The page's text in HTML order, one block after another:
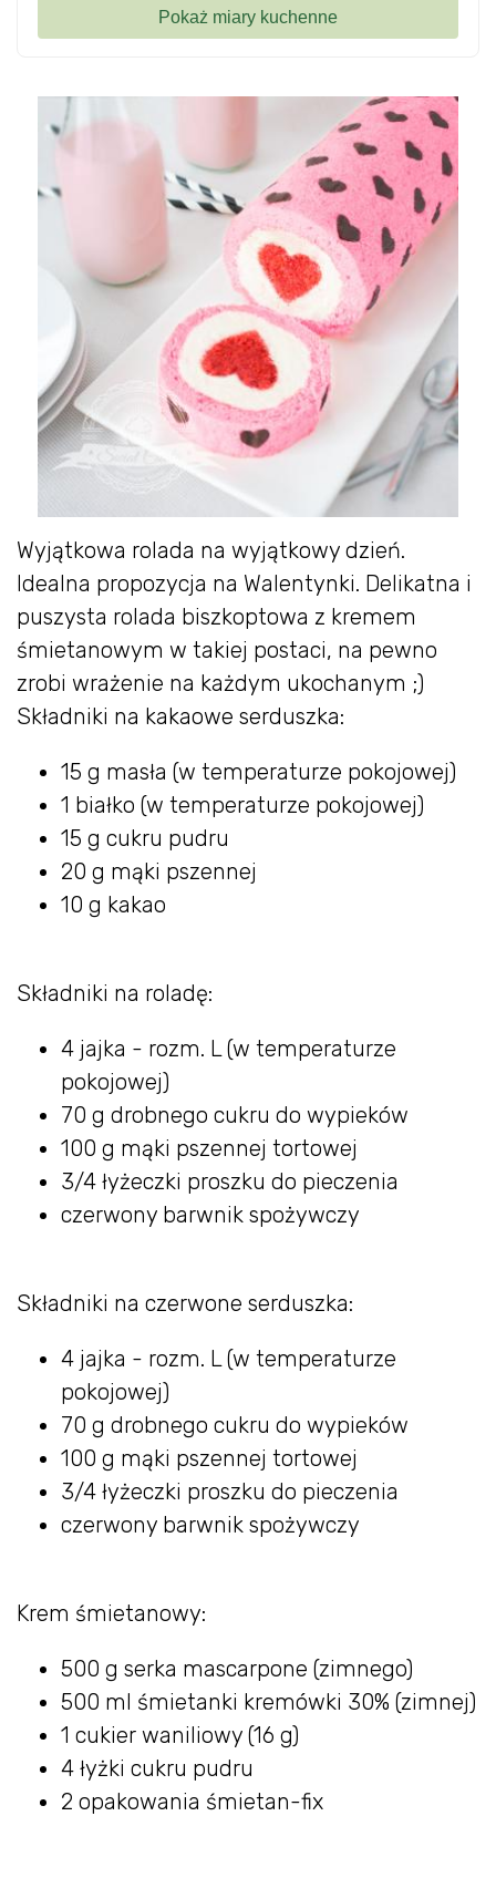
Wyjątkowa rolada na wyjątkowy dzień.
Idealna propozycja na Walentynki. Delikatna i
puszysta rolada biszkoptowa z kremem
śmietanowym w takiej postaci, na pewno
zrobi wrażenie na każdym ukochanym ;)
Składniki na kakaowe serduszka:
15 g masła (w temperaturze pokojowej)
1 białko (w temperaturze pokojowej)
15 g cukru pudru
20 g mąki pszennej
10 g kakao
Składniki na roladę:
4 jajka - rozm. L (w temperaturze
pokojowej)
70 g drobnego cukru do wypieków
100 g mąki pszennej tortowej
3/4 łyżeczki proszku do pieczenia
czerwony barwnik spożywczy
Składniki na czerwone serduszka:
4 jajka - rozm. L (w temperaturze
pokojowej)
70 g drobnego cukru do wypieków
100 g mąki pszennej tortowej
3/4 łyżeczki proszku do pieczenia
czerwony barwnik spożywczy
Krem śmietanowy:
500 g serka mascarpone (zimnego)
500 ml śmietanki kremówki 30% (zimnej)
1 cukier waniliowy (16 g)
4 łyżki cukru pudru
2 opakowania śmietan-fix